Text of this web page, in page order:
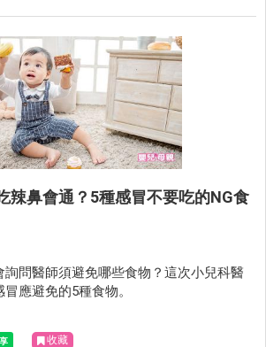
辣鼻會通？5種感冒不要吃的NG食
詢問醫師須避免哪些食物？這次小兒科醫
應避免的5種食物。
收藏